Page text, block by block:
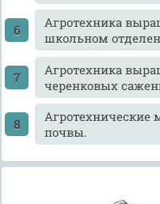
Агротехника
школьном
Агротехника
черенковых
Агротехнические
почвы.